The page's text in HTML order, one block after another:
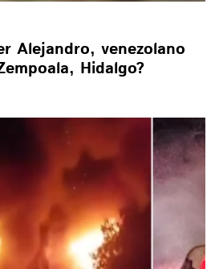
Alejandro, venezolano
Hidalgo?